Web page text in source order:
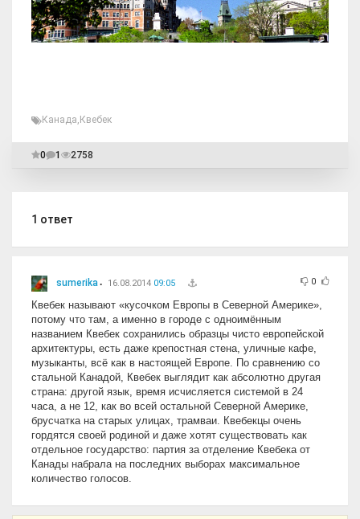
Канада Квебек
0 1 2758
1 ответ
sumerika 16.08.2014 09:05 0
Квебек называют «кусочком Европы в Северной Америке»,
потому что там, а именно в городе с одноимённым
названием Квебек сохранились образцы чисто европейской
архитектуры, есть даже крепостная стена, уличные кафе,
музыканты, всё как в настоящей Европе. По сравнению со
стальной Канадой, Квебек выглядит как абсолютно другая
страна: другой язык, время исчисляется системой в 24
часа, а не 12, как во всей остальной Северной Америке,
брусчатка на старых улицах, трамваи. Квебекцы очень
гордятся своей родиной и даже хотят существовать как
отдельное государство: партия за отделение Квебека от
Канады набрала на последних выборах максимальное
количество голосов.